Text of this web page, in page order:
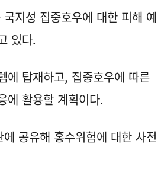
지성 집중호우에 대한 피해 예
있다.
에 탑재하고, 집중호우에 따른
에 활용할 계획이다.
공유해 홍수위험에 대한 사전